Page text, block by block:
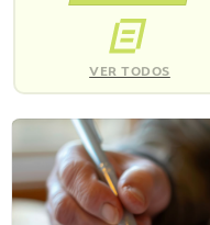
VER TODOS